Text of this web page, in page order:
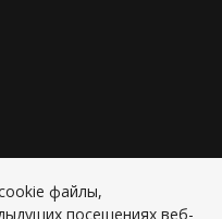
файлы,
посещениях веб-